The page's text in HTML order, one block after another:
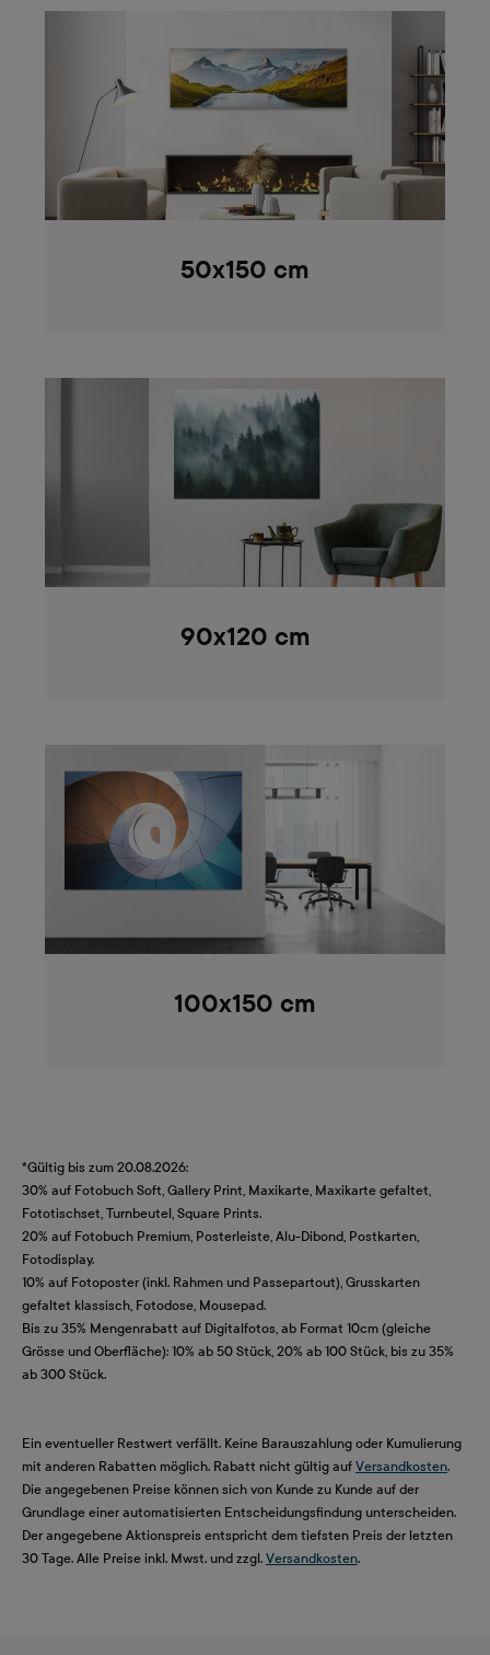
50x150 cm
90x120 cm
100x150 cm
*Gültig bis zum 20.08.2026:
30% auf Fotobuch Soft, Gallery Print, Maxikarte, Maxikarte gefaltet,
Fototischset, Turnbeutel, Square Prints.
20% auf Fotobuch Premium, Posterleiste, Alu-Dibond, Postkarten,
Fotodisplay.
10% auf Fotoposter (inkl. Rahmen und Passepartout), Grusskarten
gefaltet klassisch, Fotodose, Mousepad.
Bis zu 35% Mengenrabatt auf Digitalfotos, ab Format 10cm (gleiche
Grösse und Oberfläche): 10% ab 50 Stück, 20% ab 100 Stück, bis zu 35%
ab 300 Stück.
Ein eventueller Restwert verfällt. Keine Barauszahlung oder Kumulierung
mit anderen Rabatten möglich. Rabatt nicht gültig auf Versandkosten.
Die angegebenen Preise können sich von Kunde zu Kunde auf der
Grundlage einer automatisierten Entscheidungsfindung unterscheiden.
Der angegebene Aktionspreis entspricht dem tiefsten Preis der letzten
30 Tage. Alle Preise inkl. Mwst. und zzgl. Versandkosten.